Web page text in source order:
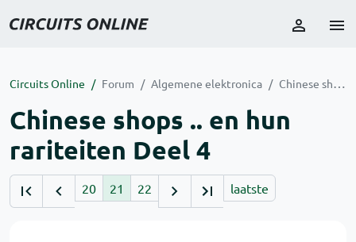
Circuits Online Forum Algemene elektronica Chinese shops .. en hun rariteiten Deel 4
Chinese shops .. en hun
rariteiten Deel 4
20 21 22 laatste